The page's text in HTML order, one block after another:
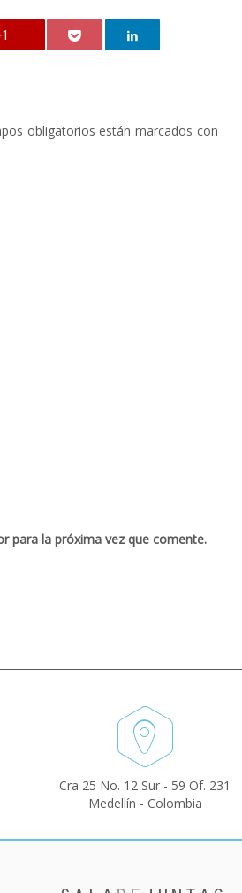
obligatorios están marcados con
para la próxima vez que comente.
Cra 25 No. 12 Sur - 59 Of. 231
Medellín - Colombia